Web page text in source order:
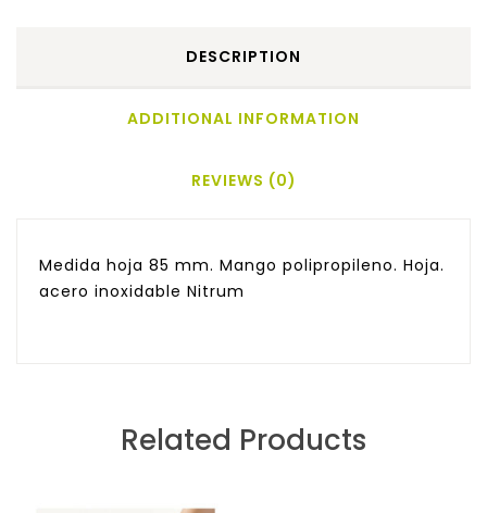
DESCRIPTION
ADDITIONAL INFORMATION
REVIEWS (0)
Medida hoja 85 mm. Mango polipropileno. Hoja.
acero inoxidable Nitrum
Related Products